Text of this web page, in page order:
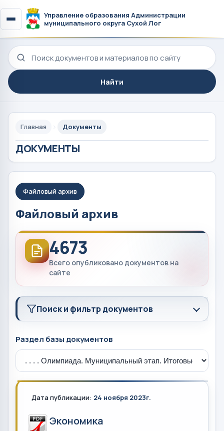
Управление образования Администрации
муниципального округа Сухой Лог
Поиск по сайту
Найти
Главная Документы
ДОКУМЕНТЫ
Файловый архив
Файловый архив
4673
Всего опубликовано документов на
сайте
Поиск и фильтр документов
Раздел базы документов
Дата публикации: 24 ноября 2023г.
Экономика